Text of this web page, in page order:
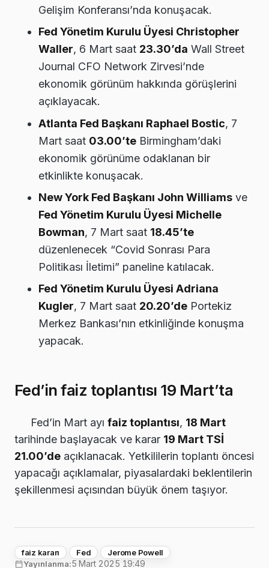
Gelişim Konferansı’nda konuşacak.
Fed Yönetim Kurulu Üyesi Christopher
Waller, 6 Mart saat 23.30’da Wall Street
Journal CFO Network Zirvesi’nde
ekonomik görünüm hakkında görüşlerini
açıklayacak.
Atlanta Fed Başkanı Raphael Bostic, 7
Mart saat 03.00’te Birmingham’daki
ekonomik görünüme odaklanan bir
etkinlikte konuşacak.
New York Fed Başkanı John Williams ve
Fed Yönetim Kurulu Üyesi Michelle
Bowman, 7 Mart saat 18.45’te
düzenlenecek “Covid Sonrası Para
Politikası İletimi” paneline katılacak.
Fed Yönetim Kurulu Üyesi Adriana
Kugler, 7 Mart saat 20.20’de Portekiz
Merkez Bankası’nın etkinliğinde konuşma
yapacak.
Fed’in faiz toplantısı 19 Mart’ta
Fed’in Mart ayı faiz toplantısı, 18 Mart
tarihinde başlayacak ve karar 19 Mart TSİ
21.00’de açıklanacak. Yetkililerin toplantı öncesi
yapacağı açıklamalar, piyasalardaki beklentilerin
şekillenmesi açısından büyük önem taşıyor.
faiz kararı Fed
Jerome Powell
Yayınlanma:5 Mart 2025 19:49